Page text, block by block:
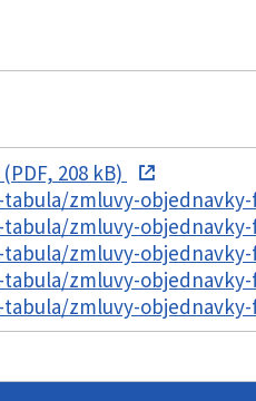
208 kB)
zmluvy-
zmluvy-
zmluvy-
zmluvy-
zmluvy-